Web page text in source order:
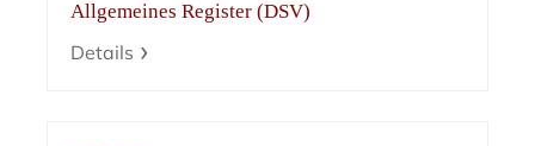
Allgemeines Register (DSV)
Details